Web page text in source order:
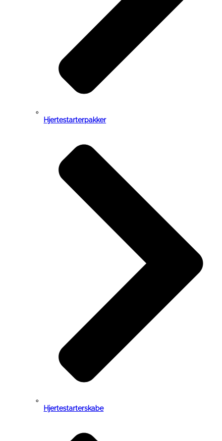
Hjertestarterpakker
Hjertestarterskabe